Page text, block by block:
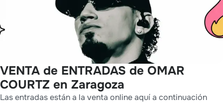
VENTA de ENTRADAS de OMAR
COURTZ en Zaragoza
Las entradas están a la venta online aquí a continuación